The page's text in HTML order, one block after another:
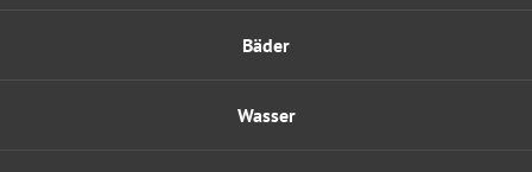
Wasser
Bäder